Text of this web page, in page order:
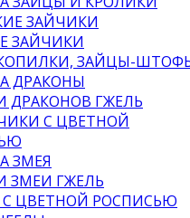
ЗАЙЧИКИ
ЗАЙЧИКИ
ЗАЙЦЫ-
ДРАКОНЫ
ДРАКОНОВ ГЖЕЛЬ
С ЦВЕТНОЙ
ЗМЕЯ
ЗМЕИ ГЖЕЛЬ
ЦВЕТНОЙ РОСПИСЬЮ